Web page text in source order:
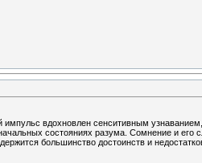
импульс вдохновлен сенситивным
состояниях разума. Сомнение и его
большинство достоинств и